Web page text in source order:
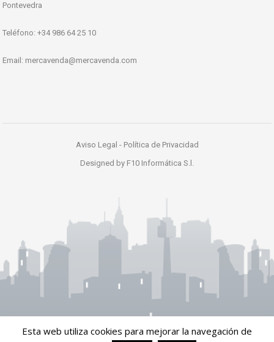
Pontevedra
Teléfono: +34 986 64 25 10
Email: mercavenda@mercavenda.com
Aviso Legal - Política de Privacidad
Designed by F10 Informática S.l.
Esta web utiliza cookies para mejorar la navegación de